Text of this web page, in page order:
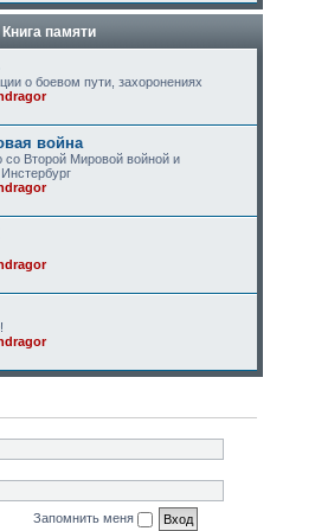
Книга памяти
о боевом пути, захоронениях
война
со Второй Мировой войной и
Запомнить меня